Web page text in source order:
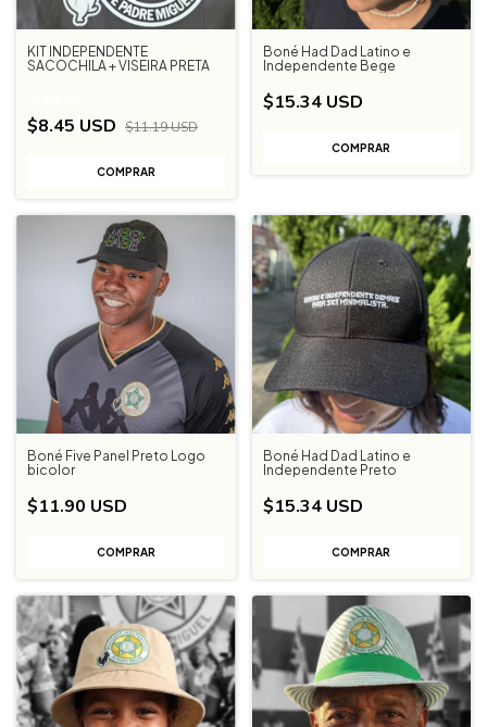
KIT INDEPENDENTE
SACOCHILA + VISEIRA PRETA
$8.45 USD $11.19 USD
Boné Had Dad Latino e
Independente Bege
$15.34 USD
Boné Five Panel Preto Logo
bicolor
$11.90 USD
Boné Had Dad Latino e
Independente Preto
$15.34 USD